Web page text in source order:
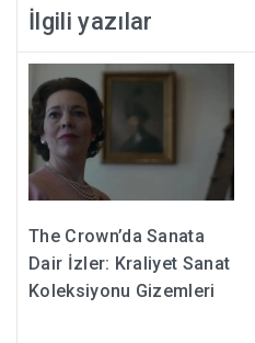
İlgili yazılar
The Crown’da Sanata
Dair İzler: Kraliyet Sanat
Koleksiyonu Gizemleri